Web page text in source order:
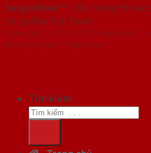
SaigonDoor™ - Hệ thống
hàng đầu Việt Nam
Copyright ⓒ 2016 – 2026 SaigonDoor™
Đơn vị chủ quản SaigonDoor
Tìm kiếm: